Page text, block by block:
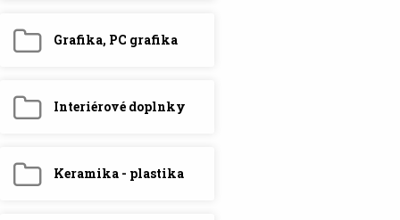
Grafika, PC grafika
Interiérové doplnky
Keramika - plastika